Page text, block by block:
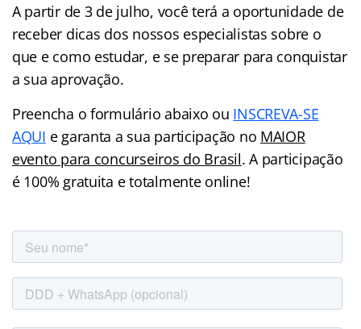
A partir de 3 de julho, você terá a oportunidade de
receber dicas dos nossos especialistas sobre o
que e como estudar, e se preparar para conquistar
a sua aprovação.
Preencha o formulário abaixo ou INSCREVA-SE
AQUI e garanta a sua participação no MAIOR
evento para concurseiros do Brasil. A participação
é 100% gratuita e totalmente online!